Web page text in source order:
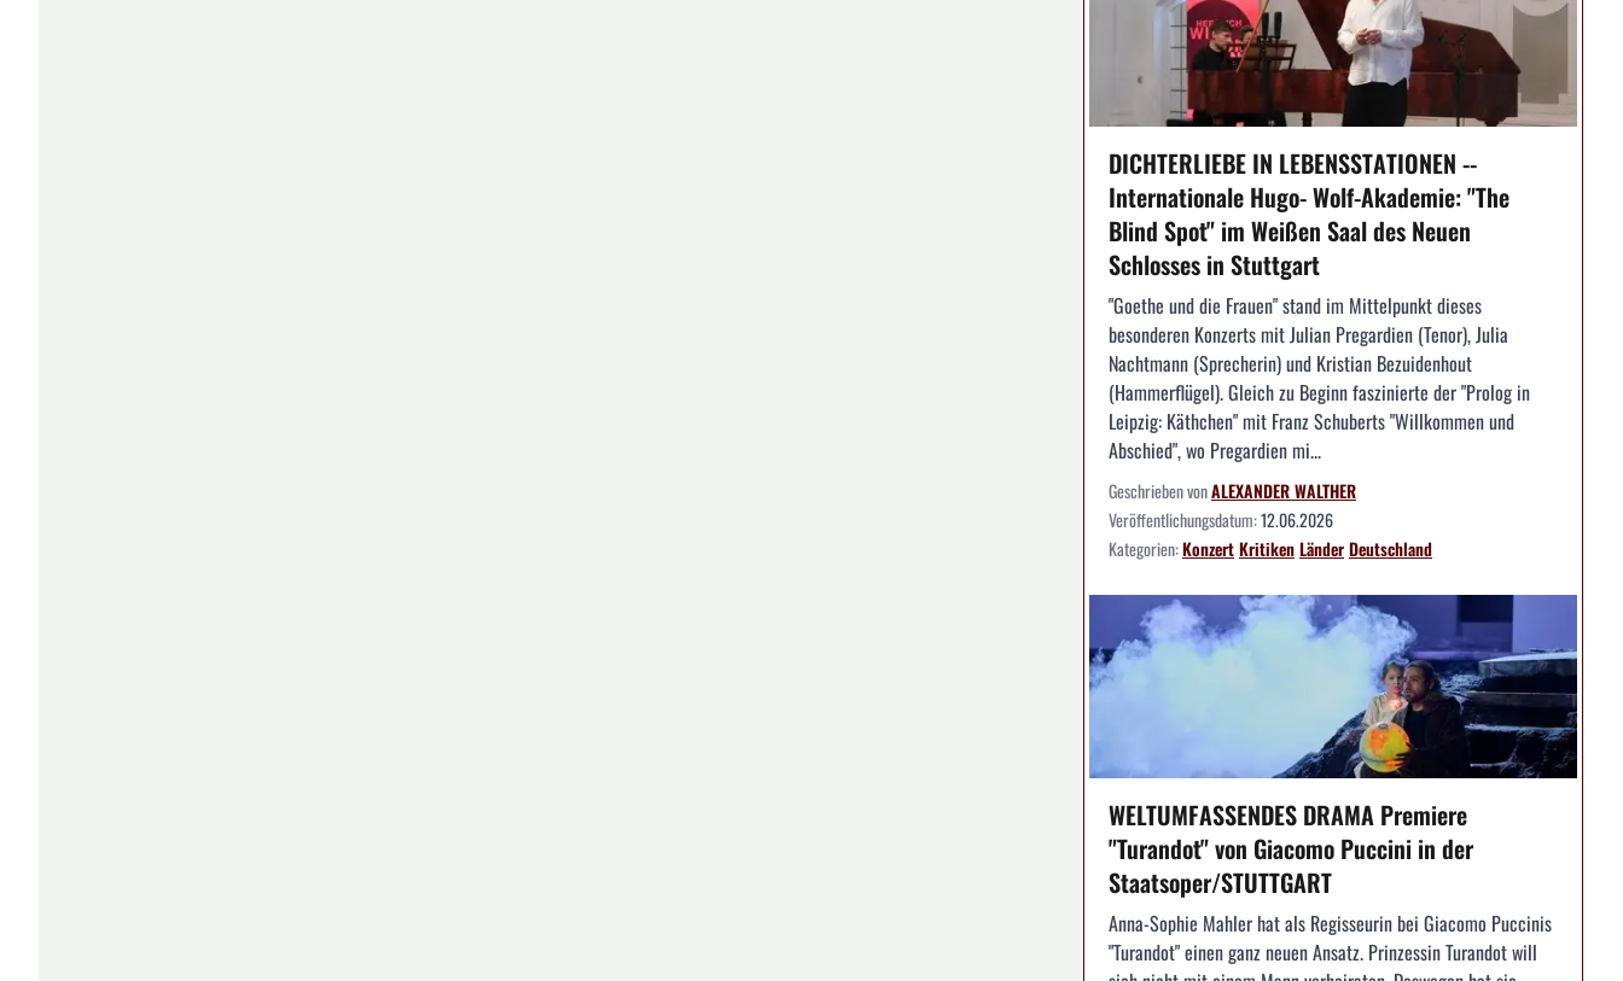
DICHTERLIEBE IN LEBENSSTATIONEN --
Internationale Hugo- Wolf-Akademie: "The
Blind Spot" im Weißen Saal des Neuen
Schlosses in Stuttgart
"Goethe und die Frauen" stand im Mittelpunkt dieses
besonderen Konzerts mit Julian Pregardien (Tenor), Julia
Nachtmann (Sprecherin) und Kristian Bezuidenhout
(Hammerflügel). Gleich zu Beginn faszinierte der "Prolog in
Leipzig: Käthchen" mit Franz Schuberts "Willkommen und
Abschied", wo Pregardien mi...
Geschrieben vonALEXANDER WALTHER
Veröffentlichungsdatum:12.06.2026
Kategorien:KonzertKritikenLänderDeutschland
WELTUMFASSENDES DRAMA Premiere
"Turandot" von Giacomo Puccini in der
Staatsoper/STUTTGART
Anna-Sophie Mahler hat als Regisseurin bei Giacomo Puccinis
"Turandot" einen ganz neuen Ansatz. Prinzessin Turandot will